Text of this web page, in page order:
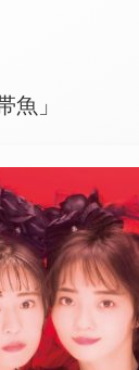
魚」